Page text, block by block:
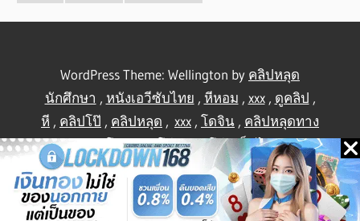
WordPress Theme: Wellington by คลิปหลุด
นักศึกษา , หนังเอวีซับไทย , หีหอม , xxx, ดูคลิป ,
หี , คลิปโป๊ , คลิปหลุด , xxx , โดจิน , คลิปหลุดทาง
บ้าน,คลิปโป้,คลิปโป๊,คลิปโป๊,เย็ดไทย,คลิป
หลุดไทย